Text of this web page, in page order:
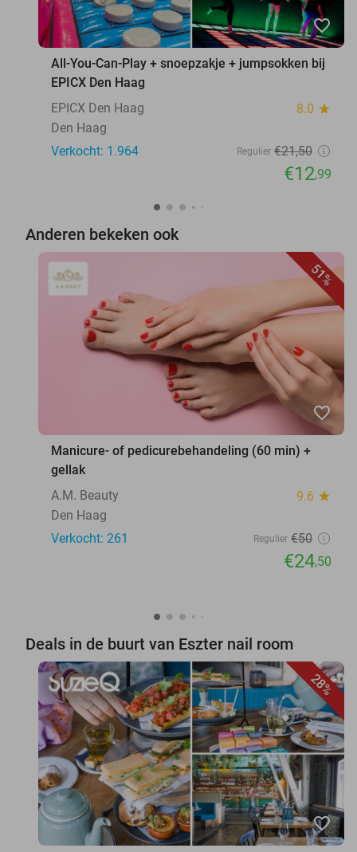
favorite_border
All-You-Can-Play + snoepzakje + jumpsokken bij
EPICX Den Haag
EPICX Den Haag
8.0 star
Den Haag
Verkocht: 1.964
Regulier €21,50
€12,99
Anderen bekeken ook
51%
favorite_border
Manicure- of pedicurebehandeling (60 min) +
gellak
A.M. Beauty
9.6 star
Den Haag
Verkocht: 261
Regulier €50
€24,50
Deals in de buurt van Eszter nail room
28%
favorite_border